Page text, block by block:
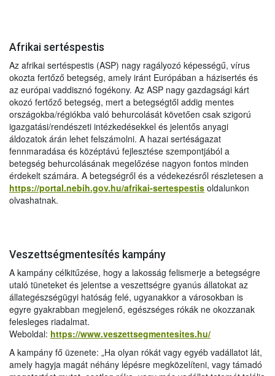
Afrikai sertéspestis
Az afrikai sertéspestis (ASP) nagy ragályozó képességű, vírus
okozta fertőző betegség, amely iránt Európában a házisertés és
az európai vaddisznó fogékony. Az ASP nagy gazdagsági kárt
okozó fertőző betegség, mert a betegségtől addig mentes
országokba/régiókba való behurcolását követően csak szigorú
igazgatási/rendészeti intézkedésekkel és jelentős anyagi
áldozatok árán lehet felszámolni. A hazai sertéságazat
fennmaradása és középtávú fejlesztése szempontjából a
betegség behurcolásának megelőzése nagyon fontos minden
érdekelt számára. A betegségről és a védekezésről részletesen a
https://portal.nebih.gov.hu/afrikai-sertespestis oldalunkon
olvashatnak.
Veszettségmentesítés kampány
A kampány célkitűzése, hogy a lakosság felismerje a betegségre
utaló tüneteket és jelentse a veszettségre gyanús állatokat az
állategészségügyi hatóság felé, ugyanakkor a városokban is
egyre gyakrabban megjelenő, egészséges rókák ne okozzanak
felesleges riadalmat.
Weboldal: https://www.veszettsegmentesites.hu/
A kampány fő üzenete: „Ha olyan rókát vagy egyéb vadállatot lát,
amely hagyja magát néhány lépésre megközelíteni, vagy támadó